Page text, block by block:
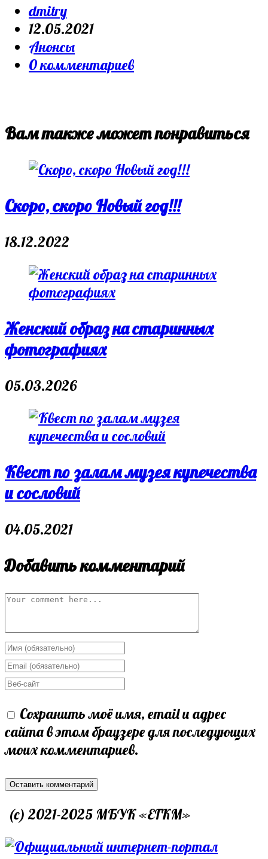
Post
author:
dmitry
Запись
опубликована:
12.05.2021
Post
category:
Анонсы
Post
0 комментариев
Вам также может понравиться
Скоро, скоро Новый год!!!
18.12.2022
Женский образ на старинных
фотографиях
05.03.2026
Квест по залам музея купечества
и сословий
04.05.2021
Добавить комментарий
Comment
Enter
your
name
username
to
comment
Enter
your
address
to
comment
Enter
website
URL
(optional)
Сохранить моё имя, email и адрес
сайта в этом браузере для последующих
моих комментариев.
(c) 2021-2025 МБУК «ЕГКМ»